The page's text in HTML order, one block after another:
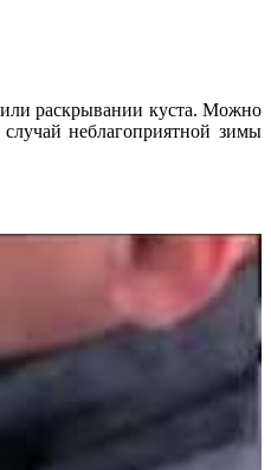
или раскрывании куста. Можно
неблагоприятной зимы